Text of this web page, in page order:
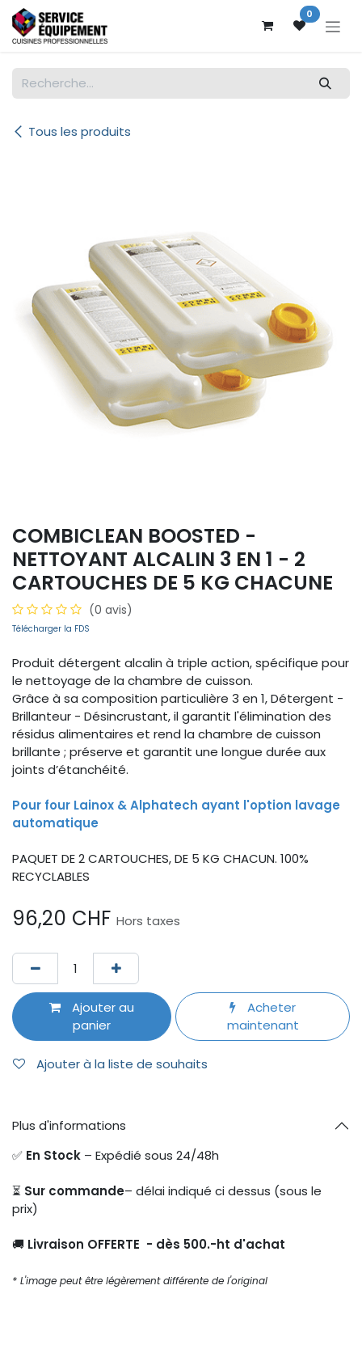
Se rendre au contenu 0
Tous les produits
COMBICLEAN BOOSTED -
NETTOYANT ALCALIN 3 EN 1 - 2
CARTOUCHES DE 5 KG CHACUNE
(0 avis)
Télécharger la FDS
Produit détergent alcalin à triple action, spécifique pour
le nettoyage de la chambre de cuisson.
Grâce à sa composition particulière 3 en 1, Détergent -
Brillanteur - Désincrustant, il garantit l'élimination des
résidus alimentaires et rend la chambre de cuisson
brillante ; préserve et garantit une longue durée aux
joints d’étanchéité.
Pour four Lainox & Alphatech ayant l'option lavage
automatique
PAQUET DE 2 CARTOUCHES, DE 5 KG CHACUN. 100%
RECYCLABLES
96,20 CHF Hors taxes
Ajouter au
panier
Acheter
maintenant
Ajouter à la liste de souhaits
Plus d'informations
✅ En Stock – Expédié sous 24/48h
⏳ Sur commande– délai indiqué ci dessus (sous le
prix)
🚚 Livraison OFFERTE - dès 500.-ht d'achat
* L'image peut être légèrement différente de l'original